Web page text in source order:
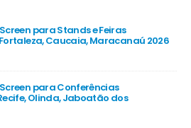
para Stands e Feiras
Caucaia, Maracanaú 2026
para Conferências
Olinda, Jaboatão dos